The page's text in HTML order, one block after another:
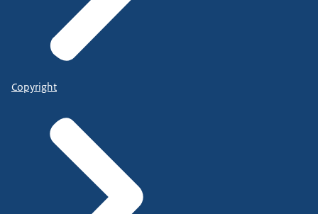
Copyright